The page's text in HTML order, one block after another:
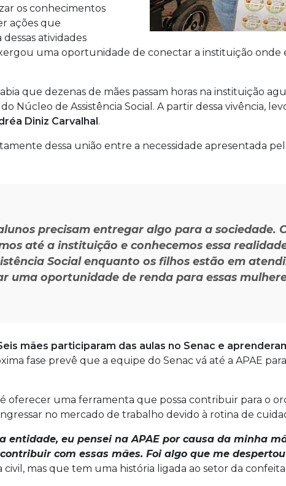
os conhecimentos
ações que
atividades
uma oportunidade de conectar a instituição onde
que dezenas de mães passam horas na instituição
Núcleo de Assistência Social. A partir dessa vivência,
Diniz Carvalhal.
dessa união entre a necessidade apresentada
precisam entregar algo para a sociedade.
até a instituição e conhecemos essa
Social enquanto os filhos estão em
uma oportunidade de renda para essas
mães participaram das aulas no Senac e
fase prevê que a equipe do Senac vá até a APAE
oferecer uma ferramenta que possa contribuir para o
no mercado de trabalho devido à rotina de
entidade, eu pensei na APAE por causa da minha
com essas mães. Foi algo que me
mas que tem uma história ligada ao setor da